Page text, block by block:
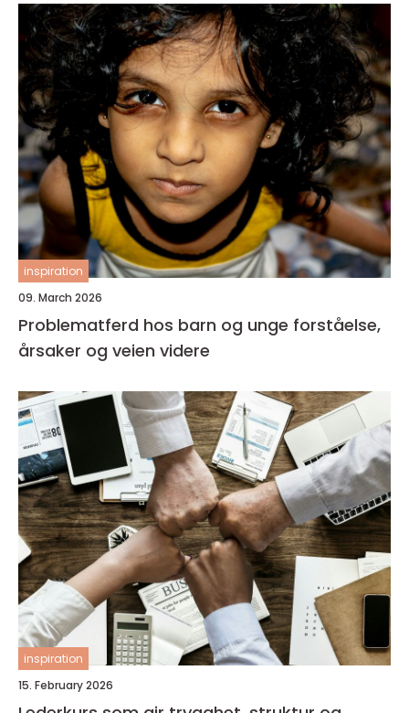
inspiration
09. March 2026
Problematferd hos barn og unge forståelse,
årsaker og veien videre
inspiration
15. February 2026